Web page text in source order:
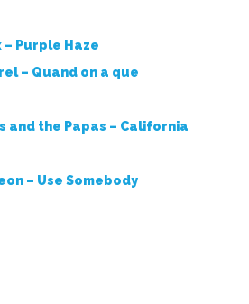
– Purple Haze
– Quand on a que
and the Papas – California
– Use Somebody